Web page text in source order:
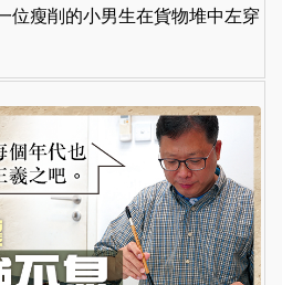
位瘦削的小男生在貨物堆中左穿